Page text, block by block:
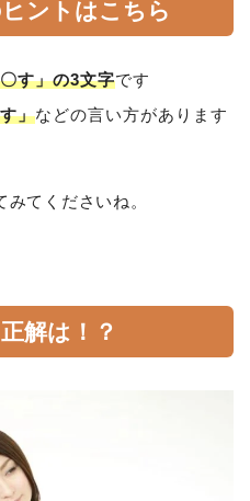
ヒントはこちら
す」の3文字です
」などの言い方があります
てくださいね。
解は！？